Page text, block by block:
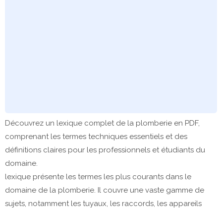
Découvrez un lexique complet de la plomberie en PDF,
comprenant les termes techniques essentiels et des
définitions claires pour les professionnels et étudiants du
domaine.
lexique présente les termes les plus courants dans le
domaine de la plomberie. Il couvre une vaste gamme de
sujets, notamment les tuyaux, les raccords, les appareils